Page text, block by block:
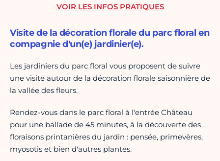
Visite de la décoration florale du parc floral en
compagnie d'un(e) jardinier(e).
Les jardiniers du parc floral vous proposent de suivre
une visite autour de la décoration florale saisonnière de
la vallée des fleurs.
Rendez-vous dans le parc floral à l'entrée Château
pour une ballade de 45 minutes, à la découverte des
floraisons printanières du jardin : pensée, primevères,
myosotis et bien d'autres plantes.
VOIR LES INFOS PRATIQUES